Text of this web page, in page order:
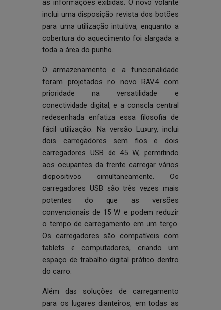
as informações exibidas. O novo volante
inclui uma disposição revista dos botões
para uma utilização intuitiva, enquanto a
cobertura do aquecimento foi alargada a
toda a área do punho.
O armazenamento e a funcionalidade
foram projetados no novo RAV4 com
prioridade na versatilidade e
conectividade digital, e a consola central
redesenhada enfatiza essa filosofia de
fácil utilização. Na versão Luxury, inclui
dois carregadores sem fios e dois
carregadores USB de 45 W, permitindo
aos ocupantes da frente carregar vários
dispositivos simultaneamente. Os
carregadores USB são três vezes mais
potentes do que as versões
convencionais de 15 W e podem reduzir
o tempo de carregamento em um terço.
Os carregadores são compatíveis com
tablets e computadores, criando um
espaço de trabalho digital prático dentro
do carro.
Além das soluções de carregamento
para os lugares dianteiros, em todas as